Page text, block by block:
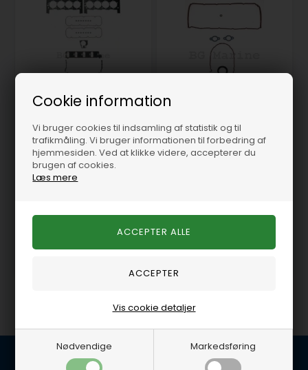
Cookie information
Vi bruger cookies til indsamling af statistik og til
trafikmåling. Vi bruger informationen til forbedring af
hjemmesiden. Ved at klikke videre, accepterer du
brugen af cookies.
Læs mere
Nødvendige Markedsføring
Vis cookie detaljer
Slibesæt GM V8 8,1
Bundpakningssæt GM
2.796,95 DKK